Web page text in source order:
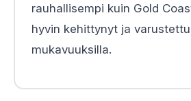
rauhallisempi kuin Gold
hyvin kehittynyt ja
mukavuuksilla.